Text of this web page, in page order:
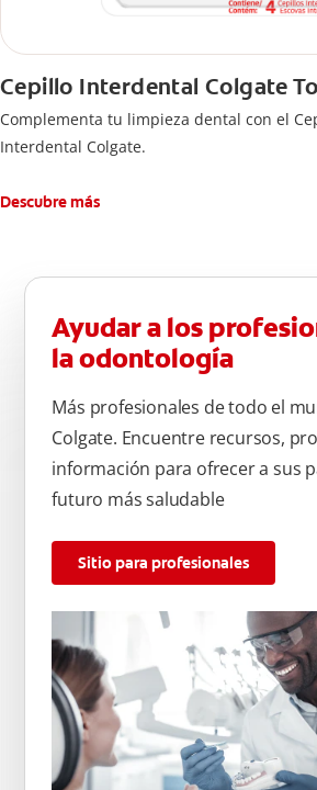
Cepillo Interdental Colgate
Complementa tu limpieza dental con el
Interdental Colgate.
Descubre más
Ayudar a los
la odontología
Más profesionales de todo el
Colgate. Encuentre recursos,
información para ofrecer a sus
futuro más saludable
Sitio para profesionales